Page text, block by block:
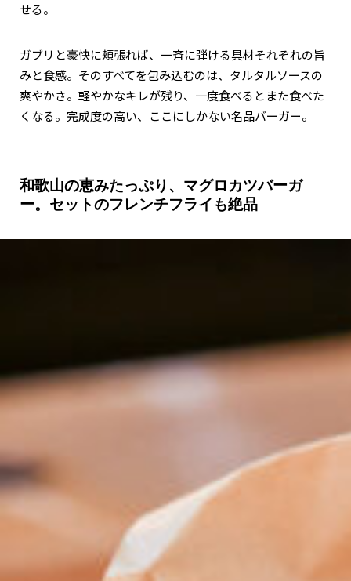
せる。
ガブリと豪快に頬張れば、一斉に弾ける具材それぞれの旨
みと食感。そのすべてを包み込むのは、タルタルソースの
爽やかさ。軽やかなキレが残り、一度食べるとまた食べた
くなる。完成度の高い、ここにしかない名品バーガー。
和歌山の恵みたっぷり、マグロカツバーガ
ー。セットのフレンチフライも絶品